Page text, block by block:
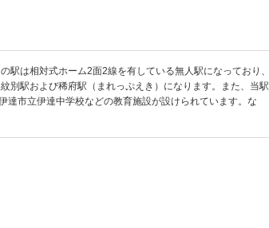
は相対式ホーム2面2線を有している無人駅になっており、
別駅および稀府駅（まれっぷえき）になります。また、当駅
市立伊達中学校などの教育施設が設けられています。な